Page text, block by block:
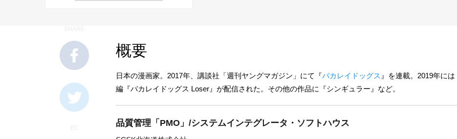
概要
日本の漫画家。2017年、講談社「週刊ヤングマガジン」にて『バカレイドッグス 』を連載。2019年に
編『バカレイドッグス Loser』が配信された。その他の作品に『シンギュラー』など。
品質管理「PMO」/システムインテグレータ・ソフトハウス